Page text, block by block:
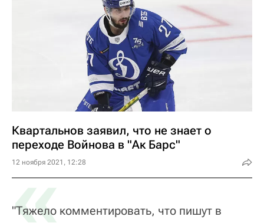
Квартальнов заявил, что не знает о
переходе Войнова в "Ак Барс"
12 ноября 2021, 12:28
«
"Тяжело комментировать, что пишут в